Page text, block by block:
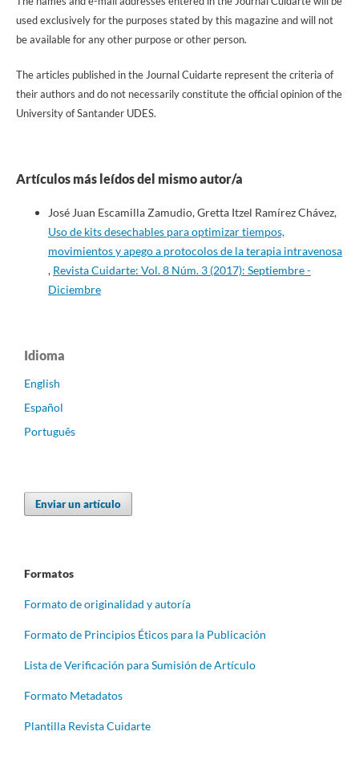
used exclusively for the purposes stated by this magazine and will not
be available for any other purpose or other person.
The articles published in the Journal Cuidarte represent the criteria of
their authors and do not necessarily constitute the official opinion of the
University of Santander UDES.
Artículos más leídos del mismo autor/a
José Juan Escamilla Zamudio, Gretta Itzel Ramírez Chávez,
Uso de kits desechables para optimizar tiempos,
movimientos y apego a protocolos de la terapia intravenosa
, Revista Cuidarte: Vol. 8 Núm. 3 (2017): Septiembre -
Diciembre
Idioma
English
Español
Português
Enviar un artículo
Formatos
Formato de originalidad y autoría
Formato de Principios Éticos para la Publicación
Lista de Verificación para Sumisión de Artículo
Formato Metadatos
Plantilla Revista Cuidarte